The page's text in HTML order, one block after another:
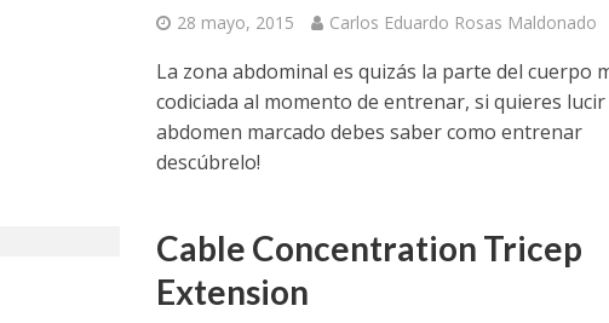
28 mayo, 2015 Carlos Eduardo Rosas Maldonado
La zona abdominal es quizás la parte del cuerpo
codiciada al momento de entrenar, si quieres
abdomen marcado debes saber como entrenar
descúbrelo!
Cable Concentration Tricep
Extension